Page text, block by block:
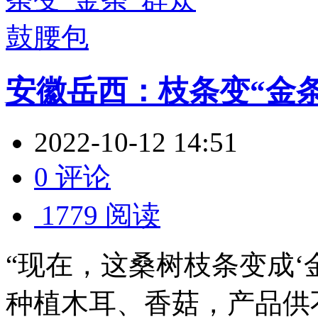
安徽岳西：枝条变“金
2022-10-12 14:51
0 评论
1779 阅读
“现在，这桑树枝条变成
种植木耳、香菇，产品